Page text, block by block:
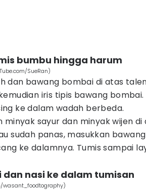
bumbu hingga harum
SueRan)
dan bawang bombai di atas
iris tipis bawang bombai.
ke dalam wadah berbeda.
minyak sayur dan minyak wijen di
sudah panas, masukkan
ke dalamnya. Tumis sampai
dan nasi ke dalam tumisan